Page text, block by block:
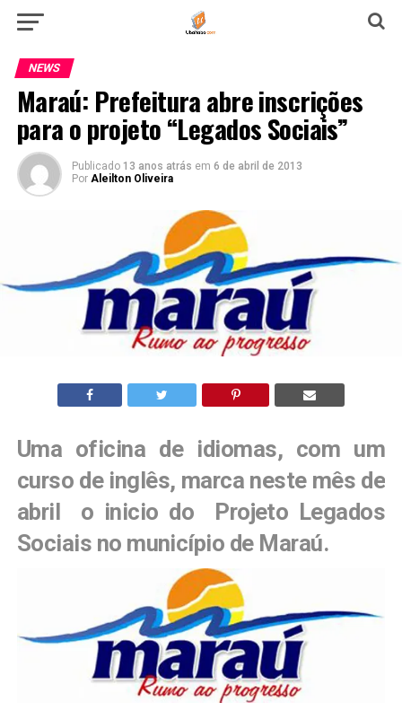
NEWS
Maraú: Prefeitura abre inscrições
para o projeto “Legados Sociais”
Publicado 13 anos atrás em 6 de abril de 2013
Por Aleilton Oliveira
Uma oficina de idiomas, com um
curso de inglês, marca neste mês de
abril o inicio do Projeto Legados
Sociais no município de Maraú.